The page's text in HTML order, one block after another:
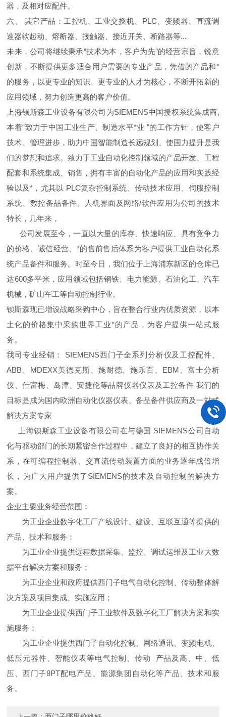
器，及相对应配件。
六、 其它产品：工控机、工业交换机、PLC、变频器、直流调
速器软起动、熔断器、接触器、接近开关、断路器等...
未来，公司将继续秉承“技术为本，客户为先”的经营宗旨，锐意
创新，不断提供更多适合用户需要的专业产品，凭借的产品和*
的服务，以更专业的知识、更专业的人才为核心，不断开拓新的
应用领域，努力创造更高的客户价值。
上海钡斯森工业设备有限公司为SIEMENS中国授权系统集成商,
本着“致力于中国工业生产、制造水平*业 ”的工作方针，使客户
技术、管理进步，助力中国智能制造长远规划、使国力提升是我
们的梦想和追求。致力于工业自动化控制领域的产品开发、工程
配套和系统集成、销售，拥有丰富的自动化产品的应用和实践经
验以及*，尤其以 PLC复杂控制系统、传动技术应用、伺服控制
系统、数控备品备件、人机界面及网络/软件应用为公司的技术
特长，几年来，
公司发展至今，一直以大量的库存、快速响应、具有竞争力
的价格、诚信经营、*的售前售后体系为客户提供工业自动化系
统产品备件和服务。时至今日，我们位于上海浦东新区的仓库已
达600多平米，应用领域包括钢铁、电力能源、石油化工、汽车
机械，矿山军工等自动控制行业。
钡斯森现已增设战略采购中心，旨在整合行业内优质资源，以本
土化的价格集中采购世界工业*的产品，为客户提供一站式服
务。
我司专业经销： SIEMENS西门子全系列分析仪及工控配件、
ABB、MDEXX美德克斯、施耐德、施乐百、EBM、富士分析
仪、仕富梅、岛津、安捷伦等品牌仪器仪表及工控备件 我们的
目标是成为国内欧洲自动化仪器仪表、备品备件供应商及一站式
解决方案专家
上海钡斯森工业设备有限公司在与德国 SIEMENS公司自动
化与驱动部门的长期紧密合作过程中，建立了良好的相互协作关
系，在可编程控制器、交直流传动装置方面的业务逐年成倍增
长，为广大用户提供了SIEMENS的技术及自动控制的解决方
案。
企业主要业务经营范围：
为工业企业数字化工厂产线设计、建设、互联互通等提供的
产品、技术和服务；
为工业企业提供远程数据采集、监控、调试运维及工业大数
据平台解决方案和服务；
为工业企业和政府提供西门子电气自动化控制、传动整体解
决方案及项目集成、实施应用；
为工业企业提供西门子工业软件及数字化工厂解决方案和实
施服务；
为工业企业提供西门子自动化控制、网络通讯、变频电机、
低压元器件、智能仪表等电气控制、传动 产品及高、中、低
压、西门子8PT配电产品、能源集团自动化等产品、技术和服
务。